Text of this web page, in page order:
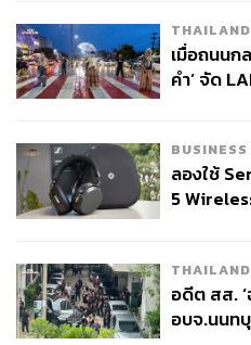
ต้อนรับเครื่องบิน พร้อมเสียงปร
สะพานเทียบเครื่องบิน
รวมพนักงานของ Spirit เอง
อีกนับพันคน ตามคำชี้แจงของ
สุดท้าย
แม้ข่าวการปิดตัวจะมาถึงในช่
THAILAND
เมื่อถนนก
คำ’ จัด
BUSINESS
ลองใช้
5
THAILAND
อดีต สส. ‘
อบจ.นนท